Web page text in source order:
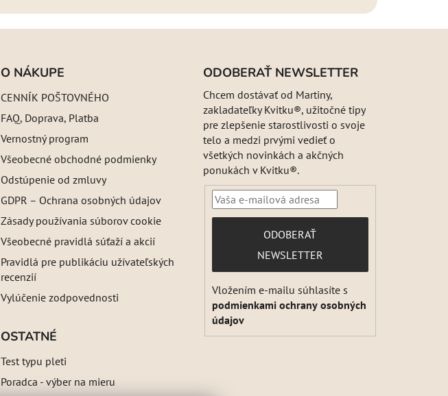
O NÁKUPE
CENNÍK POŠTOVNÉHO
FAQ, Doprava, Platba
Vernostný program
Všeobecné obchodné podmienky
Odstúpenie od zmluvy
GDPR – Ochrana osobných údajov
Zásady používania súborov cookie
Všeobecné pravidlá súťaží a akcií
Pravidlá pre publikáciu užívateľských
recenzií
Vylúčenie zodpovednosti
OSTATNÉ
Test typu pleti
Poradca - výber na mieru
ODOBERAŤ NEWSLETTER
Chcem dostávať od Martiny,
zakladateľky Kvitku®, užitočné tipy
pre zlepšenie starostlivosti o svoje
telo a medzi prvými vedieť o
všetkých novinkách a akčných
ponukách v Kvitku®.
PRIHLÁSIŤ
SA
ODOBERAŤ
NEWSLETTER
Vložením e-mailu súhlasíte s
podmienkami ochrany osobných
údajov